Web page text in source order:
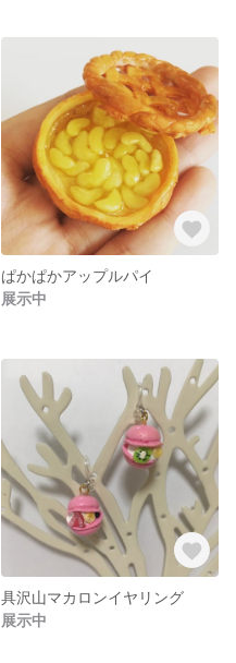
ぱかぱかアップルパイ
展示中
具沢山マカロンイヤリング
展示中